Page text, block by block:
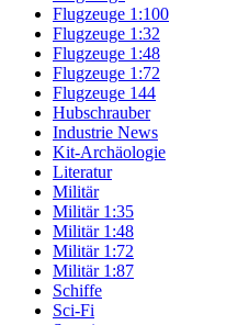
Flugzeuge 1:100
Flugzeuge 1:32
Flugzeuge 1:48
Flugzeuge 1:72
Flugzeuge 144
Hubschrauber
Industrie News
Kit-Archäologie
Literatur
Militär
Militär 1:35
Militär 1:48
Militär 1:72
Militär 1:87
Schiffe
Sci-Fi